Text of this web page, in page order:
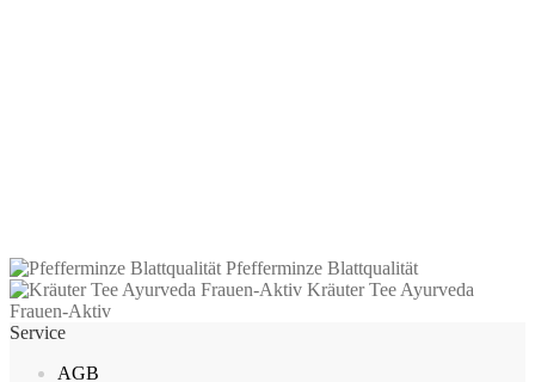
weist
mehrere
Pfefferminze Blattqualität
Kräuter Tee Ayurveda
Frauen-Aktiv
Service
AGB